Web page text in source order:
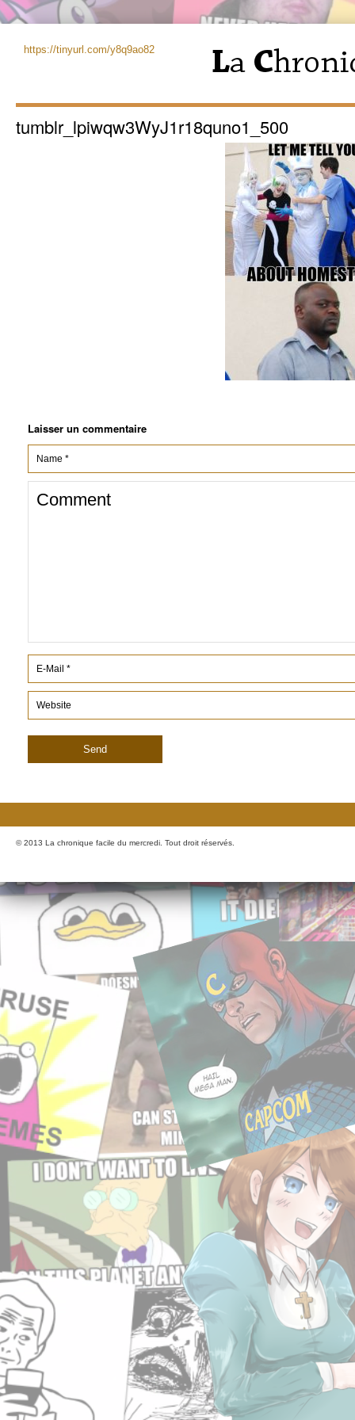
https://tinyurl.com/y8q9ao82
tumblr_lpiwqw3WyJ1r18quno1_500
Laisser un commentaire
© 2013 La chronique facile du mercredi. Tout droit réservés.